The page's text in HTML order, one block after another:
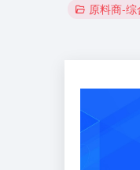
原料商-综